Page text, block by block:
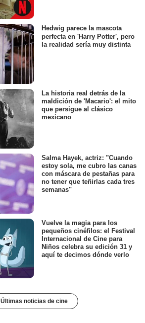
Hedwig parece la mascota
perfecta en 'Harry Potter', pero
la realidad sería muy distinta
La historia real detrás de la
maldición de 'Macario': el mito
que persigue al clásico
mexicano
Salma Hayek, actriz: "Cuando
estoy sola, me cubro las canas
con máscara de pestañas para
no tener que teñirlas cada tres
semanas"
Vuelve la magia para los
pequeños cinéfilos: el Festival
Internacional de Cine para
Niños celebra su edición 31 y
aquí te decimos dónde verlo
Últimas noticias de cine